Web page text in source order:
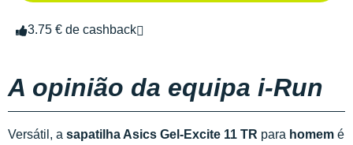
3.75 € de cashback
A opinião da equipa i-Run
Versátil, a sapatilha Asics Gel-Excite 11 TR para homem é